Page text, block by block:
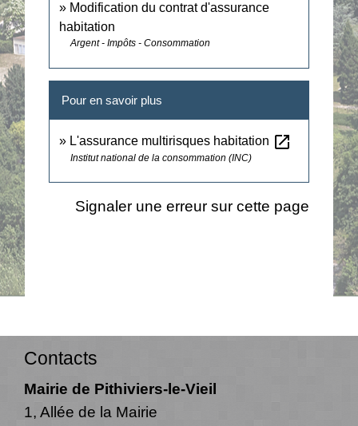
Modification du contrat d'assurance
habitation
Argent - Impôts - Consommation
Pour en savoir plus
L'assurance multirisques habitation open_in_new
Institut national de la consommation (INC)
Signaler une erreur sur cette page
Contacts
Mairie de Pithiviers-le-Vieil
1, Allée de la Mairie